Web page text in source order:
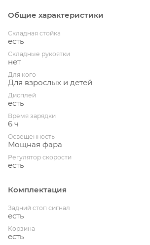
Общие характеристики
Складная стойка
есть
Складные рукоятки
нет
Для кого
Для взрослых и детей
Дисплей
есть
Время зарядки
6 ч
Освещенность
Мощная фара
Регулятор скорости
есть
Комплектация
Задний стоп сигнал
есть
Корзина
есть